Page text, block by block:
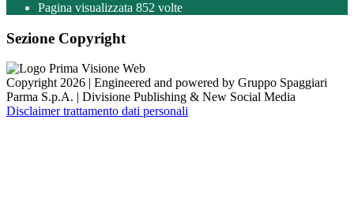
Pagina visualizzata 852 volte
Sezione Copyright
Copyright 2026 | Engineered and powered by Gruppo Spaggiari
Parma S.p.A. | Divisione Publishing & New Social Media
Disclaimer trattamento dati personali